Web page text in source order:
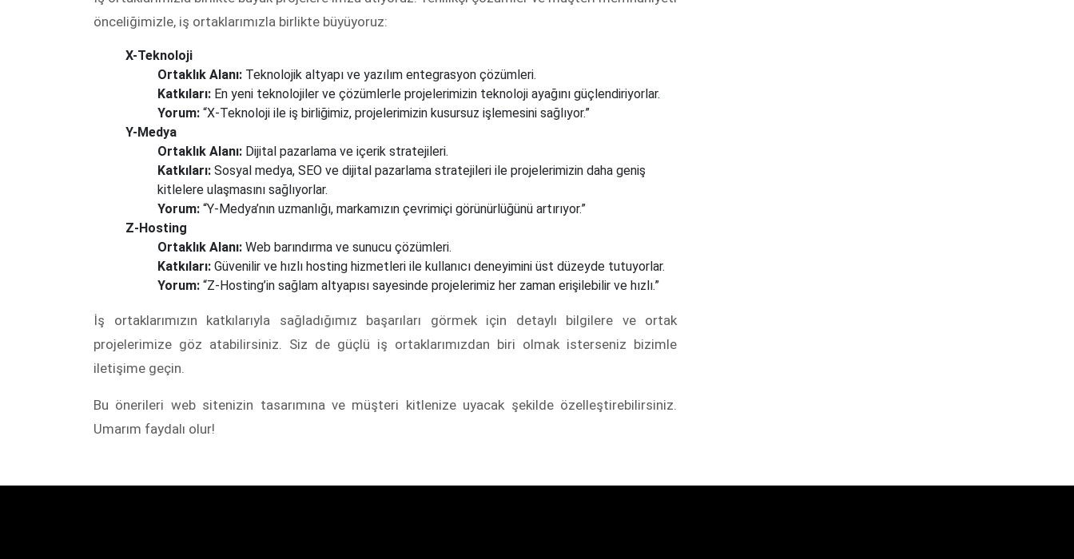
önceliğimizle, iş ortaklarımızla birlikte büyüyoruz:
X-Teknoloji
Ortaklık Alanı: Teknolojik altyapı ve yazılım entegrasyon çözümleri.
Katkıları: En yeni teknolojiler ve çözümlerle projelerimizin teknoloji ayağını güçlendiriyorlar.
Yorum: “X-Teknoloji ile iş birliğimiz, projelerimizin kusursuz işlemesini sağlıyor.”
Y-Medya
Ortaklık Alanı: Dijital pazarlama ve içerik stratejileri.
Katkıları: Sosyal medya, SEO ve dijital pazarlama stratejileri ile projelerimizin daha geniş
kitlelere ulaşmasını sağlıyorlar.
Yorum: “Y-Medya’nın uzmanlığı, markamızın çevrimiçi görünürlüğünü artırıyor.”
Z-Hosting
Ortaklık Alanı: Web barındırma ve sunucu çözümleri.
Katkıları: Güvenilir ve hızlı hosting hizmetleri ile kullanıcı deneyimini üst düzeyde tutuyorlar.
Yorum: “Z-Hosting’in sağlam altyapısı sayesinde projelerimiz her zaman erişilebilir ve hızlı.”
İş ortaklarımızın katkılarıyla sağladığımız başarıları görmek için detaylı bilgilere ve ortak
projelerimize göz atabilirsiniz. Siz de güçlü iş ortaklarımızdan biri olmak isterseniz bizimle
iletişime geçin.
Bu önerileri web sitenizin tasarımına ve müşteri kitlenize uyacak şekilde özelleştirebilirsiniz.
Umarım faydalı olur!